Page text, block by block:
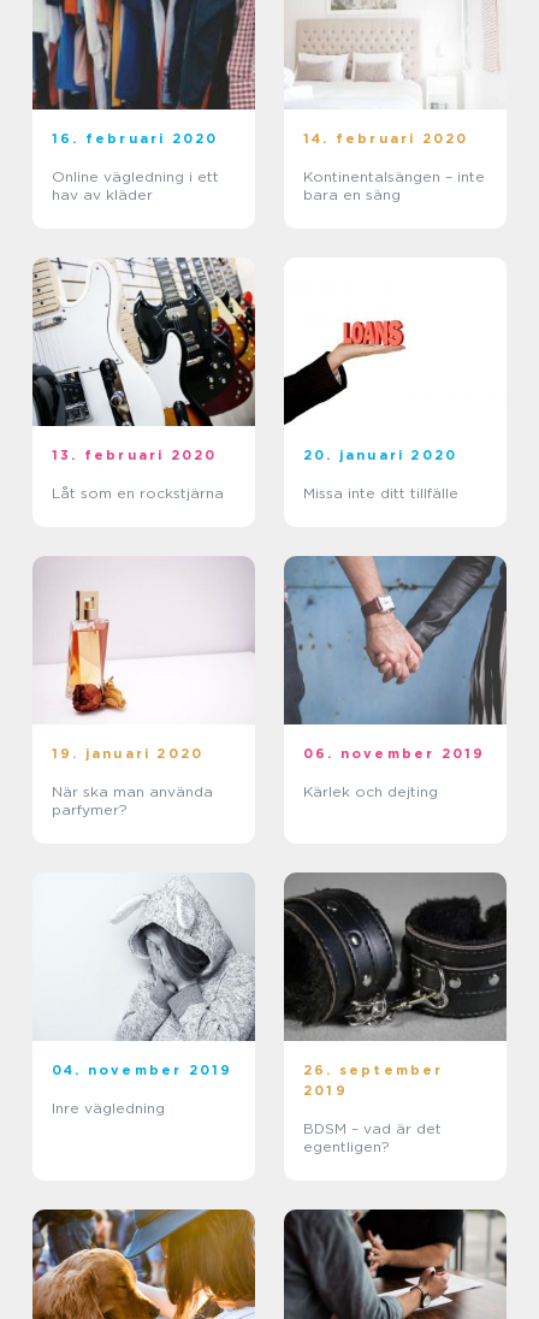
16. februari 2020
Online vägledning i ett
hav av kläder
14. februari 2020
Kontinentalsängen – inte
bara en säng
13. februari 2020
Låt som en rockstjärna
20. januari 2020
Missa inte ditt tillfälle
19. januari 2020
När ska man använda
parfymer?
06. november 2019
Kärlek och dejting
04. november 2019
Inre vägledning
26. september
2019
BDSM – vad är det
egentligen?